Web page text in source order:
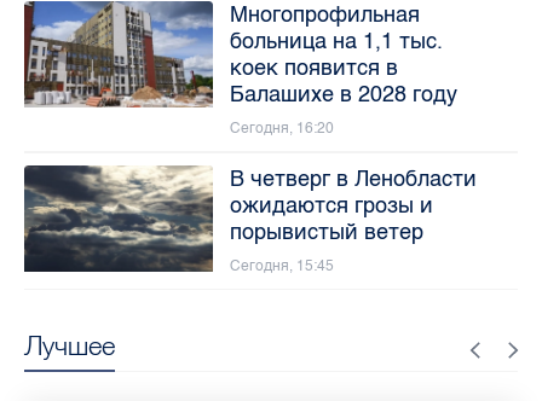
Лучшее
Многопрофильная
больница на 1,1 тыс.
коек появится в
Балашихе в 2028 году
Сегодня, 16:20
В четверг в Ленобласти
ожидаются грозы и
порывистый ветер
Сегодня, 15:45